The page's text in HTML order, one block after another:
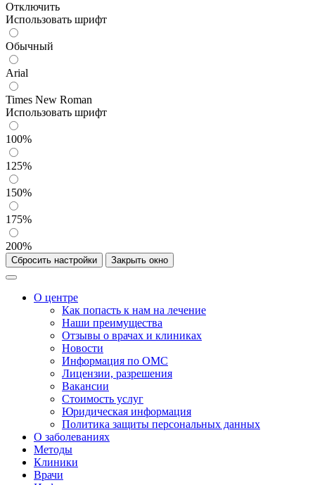
Отключить
Использовать шрифт
Обычный
Arial
Times New Roman
Использовать шрифт
100%
125%
150%
175%
200%
Сбросить настройки Закрыть окно
О центре
Как попасть к нам на лечение
Наши преимущества
Отзывы о врачах и клиниках
Новости
Информация по ОМС
Лицензии, разрешения
Вакансии
Стоимость услуг
Юридическая информация
Политика защиты персональных данных
О заболеваниях
Методы
Клиники
Врачи